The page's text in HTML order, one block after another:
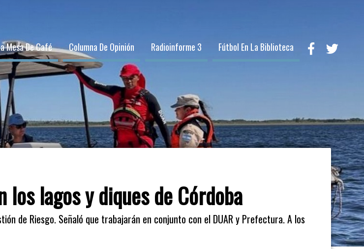
Mesa De Café Columna De Opinión Radioinforme 3 Fútbol En La Biblioteca
lagos y diques de Córdoba
de Riesgo. Señaló que trabajarán en conjunto con el DUAR y Prefectura. A los